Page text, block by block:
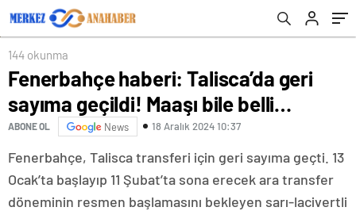
144 okunma
Fenerbahçe haberi: Talisca’da geri
sayıma geçildi! Maaşı bile belli…
ABONE OL News 18 Aralık 2024 10:37
Fenerbahçe, Talisca transferi için geri sayıma geçti. 13
Ocak’ta başlayıp 11 Şubat’ta sona erecek ara transfer
döneminin resmen başlamasını bekleyen sarı-lacivertli